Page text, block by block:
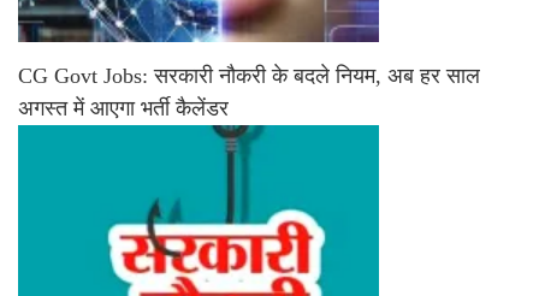
CG Govt Jobs: सरकारी नौकरी के बदले नियम, अब हर साल
अगस्त में आएगा भर्ती कैलेंडर